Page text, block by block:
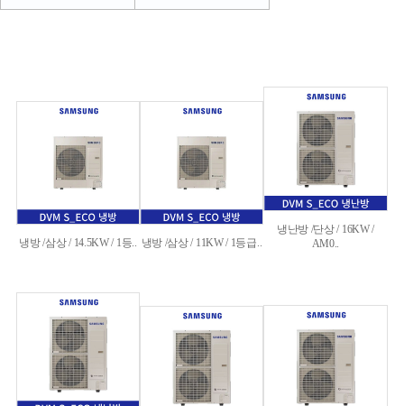
냉방 /삼상 / 14.5KW / 1등.. 냉방 /삼상 / 11KW / 1등급..
냉난방 /단상 / 16KW /
AM0..